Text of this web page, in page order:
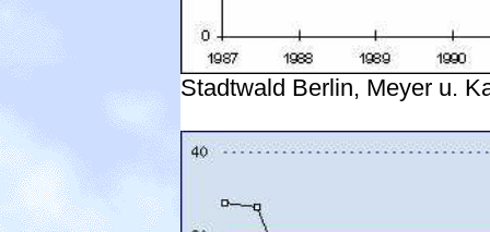
Stadtwald Berlin, Meyer u.